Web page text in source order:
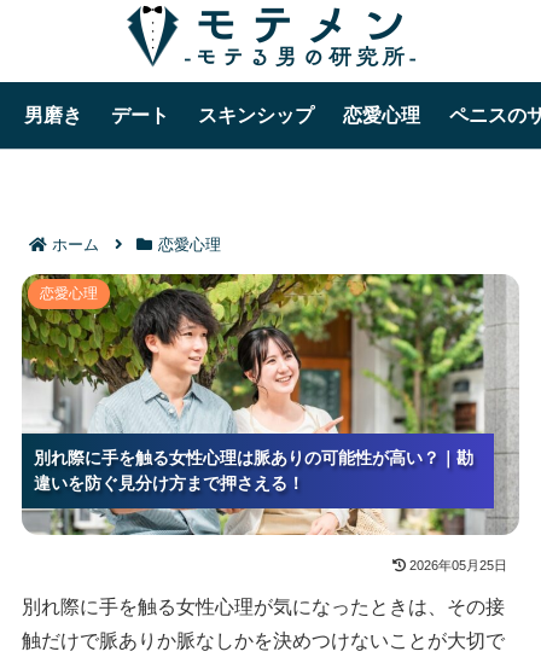
男磨き デート スキンシップ 恋愛心理 ペニスの
ホーム 恋愛心理
別れ際に手を触る女性心理は脈ありの可能性が高い？
｜勘違いを防ぐ見分け方まで押さえる！
別れ際に手を触る女性心理は脈ありの可能性が高い？｜勘
違いを防ぐ見分け方まで押さえる！
別れ際に手を触る女性心理は脈ありの可能性が高い？｜勘
違いを防ぐ見分け方まで押さえる！
別れ際に手を触る女性心理は脈ありの可能性が高い？｜勘
違いを防ぐ見分け方まで押さえる！
恋愛心理
2026年05月25日
別れ際に手を触る女性心理が気になったときは、その接
触だけで脈ありか脈なしかを決めつけないことが大切で